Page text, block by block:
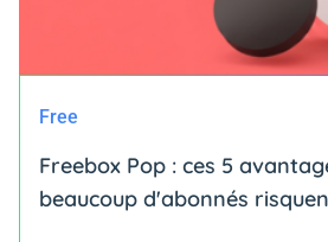
Free
Freebox Pop : ces 5
beaucoup d'abonnés